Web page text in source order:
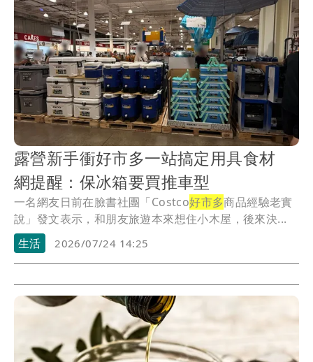
露營新手衝好市多一站搞定用具食材
網提醒：保冰箱要買推車型
一名網友日前在臉書社團「Costco好市多商品經驗老實
說」發文表示，和朋友旅遊本來想住小木屋，後來決...
生活
2026/07/24 14:25